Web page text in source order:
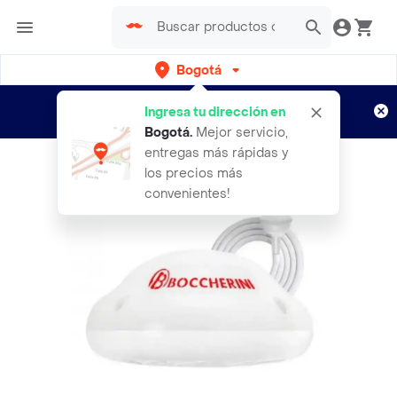
Bogotá
Ingresa tu dirección en
Bogotá. Mejor servicio,
entregas más rápidas y
los precios más
convenientes!
envíos gratis por semanas
Aplican TyC